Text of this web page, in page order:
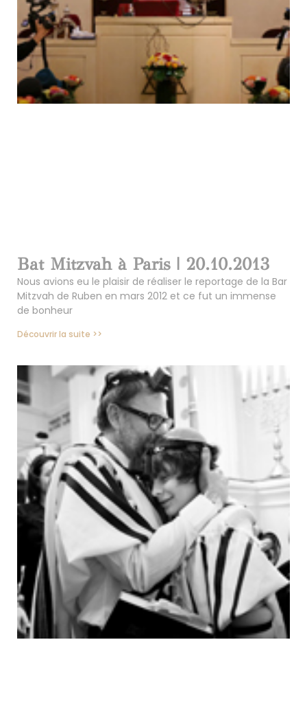
Bat Mitzvah à Paris | 20.10.2013
Nous avions eu le plaisir de réaliser le reportage de la Bar
Mitzvah de Ruben en mars 2012 et ce fut un immense
de bonheur
Découvrir la suite >>